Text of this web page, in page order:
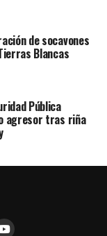
de socavones
Blancas
Pública
agresor tras riña